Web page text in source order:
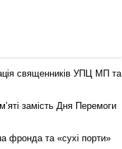
священників УПЦ МП та
замість Дня Перемоги
фронда та «сухі порти»
інформпростір Західної